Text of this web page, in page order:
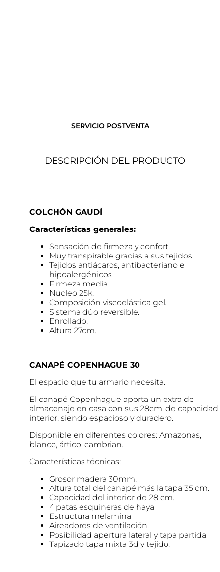
SERVICIO POSTVENTA
DESCRIPCIÓN DEL PRODUCTO
COLCHÓN GAUDÍ
Características generales:
Sensación de firmeza y confort.
Muy transpirable gracias a sus tejidos.
Tejidos antiácaros, antibacteriano e
hipoalergénicos
Firmeza media.
Nucleo 25k.
Composición viscoelástica gel.
Sistema dúo reversible.
Enrollado.
Altura 27cm.
CANAPÉ COPENHAGUE 30
El espacio que tu armario necesita.
El canapé Copenhague aporta un extra de
almacenaje en casa con sus 28cm. de capacidad
interior, siendo espacioso y duradero.
Disponible en diferentes colores: Amazonas,
blanco, ártico, cambrian.
Características técnicas:
Grosor madera 30mm.
Altura total del canapé más la tapa 35 cm.
Capacidad del interior de 28 cm.
4 patas esquineras de haya
Estructura melamina
Aireadores de ventilación.
Posibilidad apertura lateral y tapa partida
Tapizado tapa mixta 3d y tejido.